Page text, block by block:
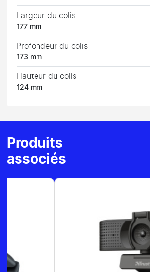
Largeur du colis
177 mm
Profondeur du colis
173 mm
Hauteur du colis
124 mm
Produits
associés